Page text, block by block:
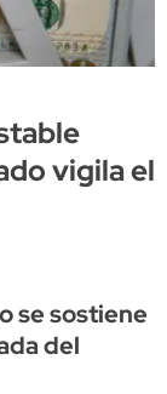
vigila el
se sostiene
del